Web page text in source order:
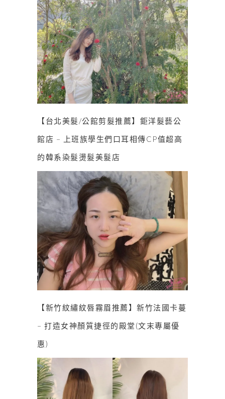
【台北美髮/公館剪髮推薦】鉅洋髮藝公
館店 – 上班族學生們口耳相傳CP值超高
的韓系染髮燙髮美髮店
【新竹紋繡紋唇霧眉推薦】新竹法國卡蔓
– 打造女神顏質捷徑的殿堂(文末專屬優
惠)